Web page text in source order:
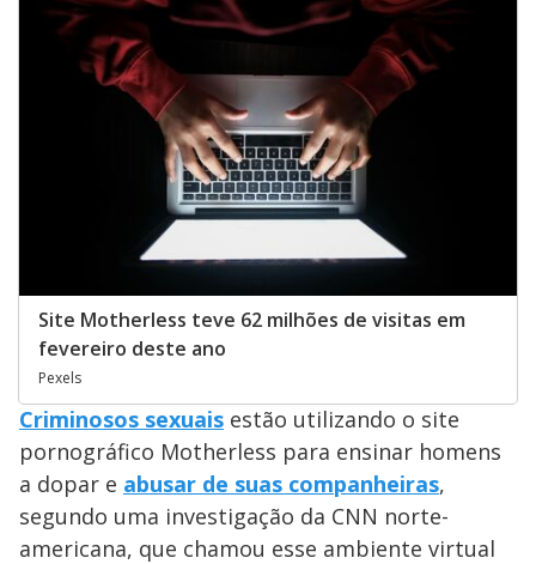
Site Motherless teve 62 milhões de visitas em
fevereiro deste ano
Pexels
Criminosos sexuais estão utilizando o site
pornográfico Motherless para ensinar homens
a dopar e abusar de suas companheiras,
segundo uma investigação da CNN norte-
americana, que chamou esse ambiente virtual